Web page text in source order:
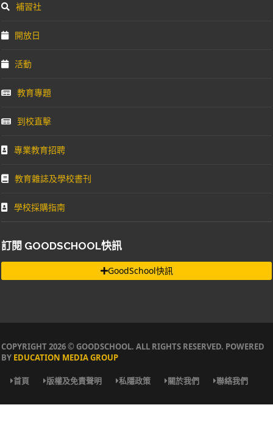
補習社
開放日
活動
教育專題
到校直擊
專業教育招聘
教育雜誌及學校書刊
學校採購指南
訂閱 GOODSCHOOL快訊
GoodSchool快訊
COPYRIGHT 2026 © GOODSCHOOL. ALL RIGHTS RESERVED. POWERED
BY EDUCATION MEDIA GROUP
首頁 版權及免責聲明 私隱政策 關於我們 聯絡我們